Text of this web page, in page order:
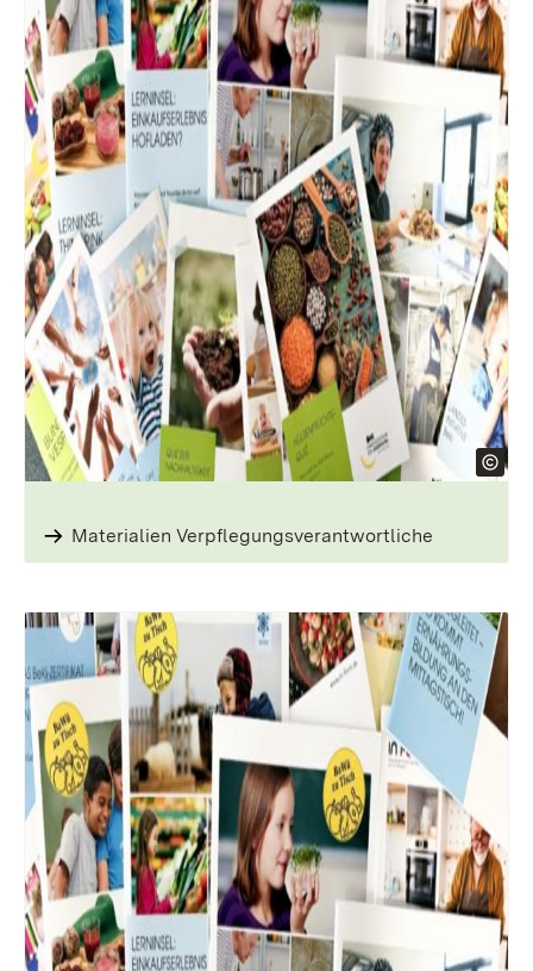
Materialien Verpflegungs­verantwortliche